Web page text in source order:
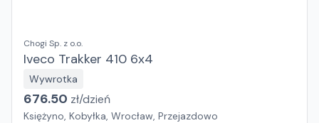
Chogi Sp. z o.o.
Iveco Trakker 410 6x4
Wywrotka
676.50 zł/dzień
Księżyno, Kobyłka, Wrocław, Przejazdowo